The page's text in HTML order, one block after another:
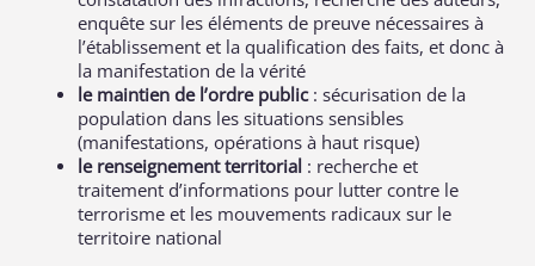
enquête sur les éléments de preuve nécessaires à
l’établissement et la qualification des faits, et donc à
la manifestation de la vérité
le maintien de l’ordre public: sécurisation de la
population dans les situations sensibles
(manifestations, opérations à haut risque)
le renseignement territorial : recherche et
traitement d’informations pour lutter contre le
terrorisme et les mouvements radicaux sur le
territoire national